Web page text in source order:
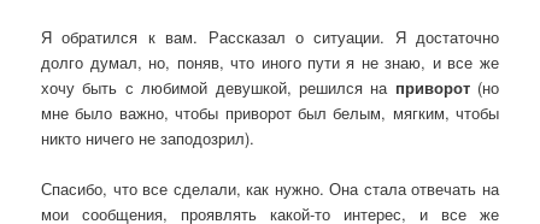
Я обратился к вам. Рассказал о ситуации. Я достаточно
долго думал, но, поняв, что иного пути я не знаю, и все же
хочу быть с любимой девушкой, решился на приворот(но
мне было важно, чтобы приворот был белым, мягким, чтобы
никто ничего не заподозрил).
Спасибо, что все сделали, как нужно. Она стала отвечать на
мои сообщения, проявлять какой-то интерес, и все же